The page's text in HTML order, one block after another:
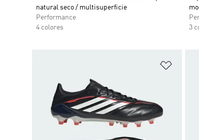
natural seco / multisuperficie
Performance
4 colores
3